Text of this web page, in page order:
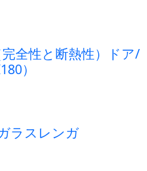
全性と断熱性）ドア/
）
ラスレンガ